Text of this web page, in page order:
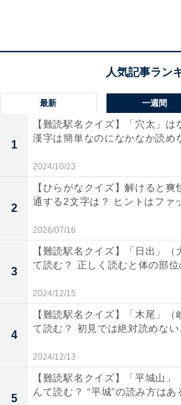
【脳トレ】この漢字はなんて読
クイズ】
最新 一週間
1
【難読駅名クイズ】「穴太」は
漢字は簡単なのになかなか読め
2024/10/23
2
【ひらがなクイズ】解けると爽
通する2文字は？ ヒントはファ
2026/07/16
3
【難読駅名クイズ】「日出」（
て読む？ 正しく読むと体の部位
2024/12/15
4
【難読駅名クイズ】「木尾」（
て読む？ 初見では絶対読めな
2024/12/13
5
【難読駅名クイズ】「平城山」
んて読む？ “平城”の読み方はあ